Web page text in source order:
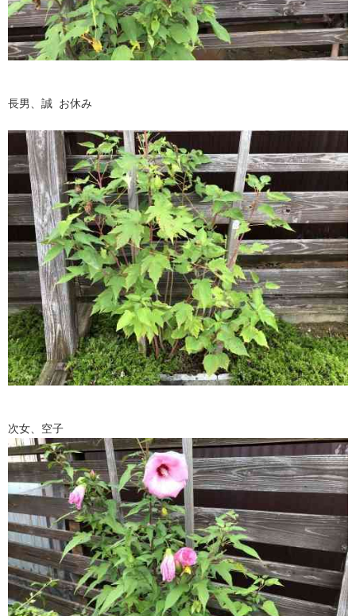
長男、誠 お休み
次女、空子